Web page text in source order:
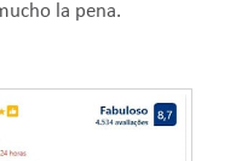
la pena.